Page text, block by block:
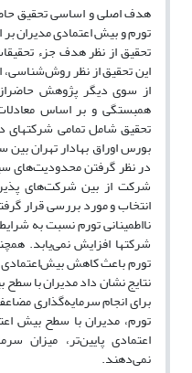
هدف اصلی و اساسی تحقیق
تورم و بیش اعتمادی مدیران
تحقیق از نظر هدف جزء
این تحقیق از نظر
از سوی دیگر پژوهش
همبستگی و بر اساس
تحقیق شامل تمامی شرکتهای
شرکت از بین شرکت‌های
انتخاب و مورد بررسی قرار
نااطمینانی تورم نسبت به
شرکتها افزایش نمی‌یابد.
تورم باعث کاهش
نتایج نشان داد مدیران با
برای انجام سرمایه‌گذاری
تورم، مدیران با سطح بیش
اعتمادی پایین‌تر، میزان
نمی‌دهند.